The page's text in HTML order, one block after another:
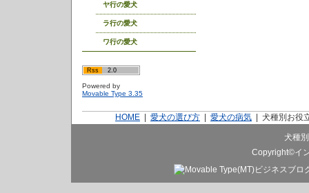
ヤ行の愛犬
ラ行の愛犬
ワ行の愛犬
Rss 2.0
Powered by
Movable Type 3.35
HOME 愛犬の選び方 愛犬の病気 犬種別お役
犬種
Copyright©イ